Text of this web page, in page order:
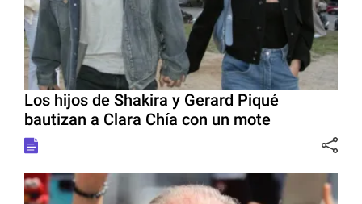
Los hijos de Shakira y Gerard Piqué
bautizan a Clara Chía con un mote